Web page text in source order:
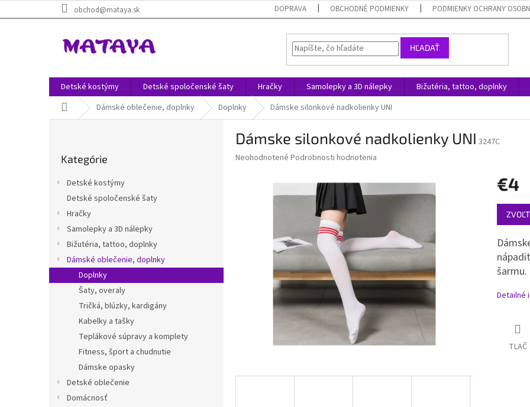
na
obchod@mataya.sk DOPRAVA OBCHODNÉ PODMIENKY PODMIENKY OCHRANY
HĽADAŤ
Detské kostýmy Detské spoločenské šaty Hračky Samolepky a 3D nálepky Bižutéria, tattoo, doplnky
DomovDámské oblečenie, doplnky Doplnky Dámske silonkové nadkolienky UNI
kategórie
Kategórie
Detské kostýmy
Detské spoločenské šaty
Hračky
Samolepky a 3D nálepky
Bižutéria, tattoo, doplnky
Dámské oblečenie, doplnky
Doplnky
Šaty, overaly
Tričká, blúzky, kardigány
Kabelky a tašky
Teplákové súpravy a komplety
Fitness, šport a chudnutie
Dámske opasky
Detské oblečenie
Domácnosť
Dámske silonkové nadkolienky UNI 3247C
Priemerné
hviezdičiek.
Neohodnotené Podrobnosti hodnotenia
€4
cena:
šarmu.
Detailné
TLAČ